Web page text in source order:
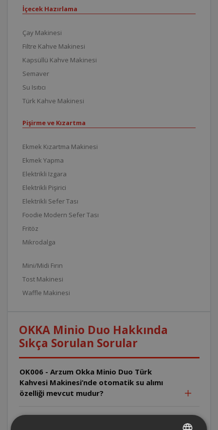
İçecek Hazırlama
Çay Makinesi
Filtre Kahve Makinesi
Kapsüllü Kahve Makinesi
Semaver
Su Isıtıcı
Türk Kahve Makinesi
Pişirme ve Kızartma
Ekmek Kızartma Makinesi
Ekmek Yapma
Elektrikli Izgara
Elektrikli Pişirici
Elektrikli Sefer Tası
Foodie Modern Sefer Tası
Fritöz
Mikrodalga
Mini/Midi Fırın
Tost Makinesi
Waffle Makinesi
OKKA Minio Duo Hakkında
Sıkça Sorulan Sorular
OK006 - Arzum Okka Minio Duo Türk
Kahvesi Makinesi’nde otomatik su alımı
özelliği mevcut mudur?
OK006 - Arzum Okka Minio Duo Türk